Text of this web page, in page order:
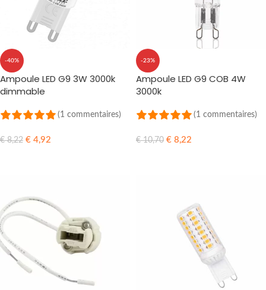
-40%
Ampoule LED G9 3W 3000k
dimmable
(1 commentaires)
€8,22 € 4,92
-23%
Ampoule LED G9 COB 4W
3000k
(1 commentaires)
€10,70 € 8,22